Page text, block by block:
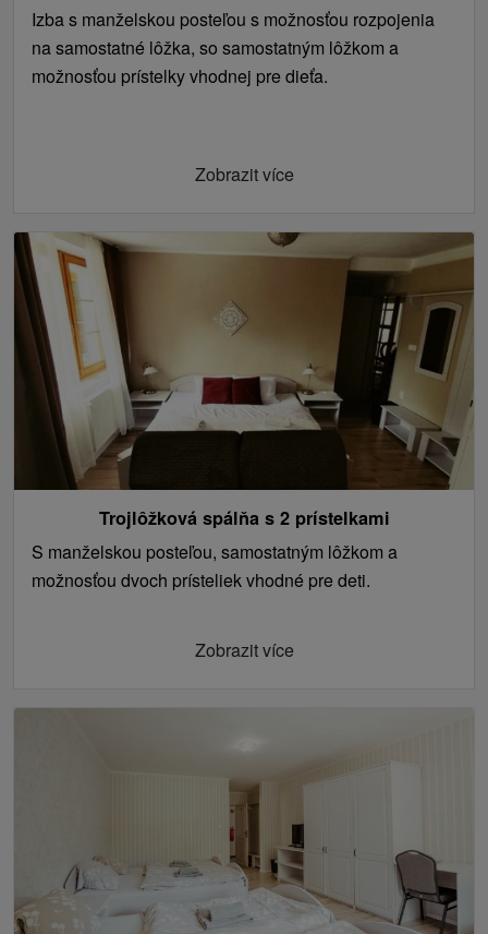
Izba s manželskou posteľou s možnosťou rozpojenia
na samostatné lôžka, so samostatným lôžkom a
možnosťou prístelky vhodnej pre dieťa.
Zobrazit více
Trojlôžková spálňa s 2 prístelkami
S manželskou posteľou, samostatným lôžkom a
možnosťou dvoch prísteliek vhodné pre deti.
Zobrazit více